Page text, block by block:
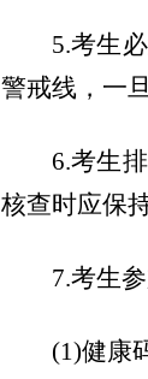
5.考生
警戒线，一
6.考生
核查时应保
7.考生
(1)健康